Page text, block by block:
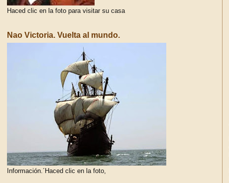
Haced clic en la foto para visitar su casa
Nao Victoria. Vuelta al mundo.
Información.´Haced clic en la foto,